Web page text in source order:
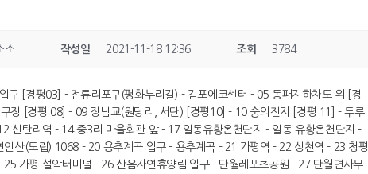
소 작성일 2021-11-18 12:36 조회 3784
구 [경평03] - 전류리포구(평화누리길) - 김포에코센터 - 05 동패지하차도 위 [경
정 [경평 08] - 09 장남교(원당리, 서단) [경평10] - 10 숭의전지 [경평 11] - 두루
신탄리역 - 14 중3리 마을회관 앞 - 17 일동유황온천단지 - 일동 유황온천단지 -
산(도립) 1068 - 20 용추계곡 입구 - 용추계곡 - 21 가평역 - 22 상천역 - 23 청평
가평 설악터미널 - 26 산음자연휴양림 입구 - 단월레포츠공원 - 27 단월면사무